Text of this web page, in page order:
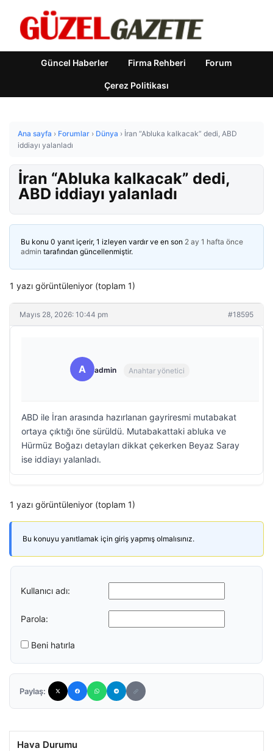
Güncel Haberler Firma Rehberi Forum
Çerez Politikası
Ana sayfa › Forumlar › Dünya › İran “Abluka kalkacak” dedi, ABD
iddiayı yalanladı
İran “Abluka kalkacak” dedi,
ABD iddiayı yalanladı
Bu konu 0 yanıt içerir, 1 izleyen vardır ve en son 2 ay 1 hafta önce
admin tarafından güncellenmiştir.
1 yazı görüntüleniyor (toplam 1)
Mayıs 28, 2026: 10:44 pm #18595
A admin Anahtar yönetici
ABD ile İran arasında hazırlanan gayriresmi mutabakat
ortaya çıktığı öne sürüldü. Mutabakattaki abluka ve
Hürmüz Boğazı detayları dikkat çekerken Beyaz Saray
ise iddiayı yalanladı.
1 yazı görüntüleniyor (toplam 1)
Bu konuyu yanıtlamak için giriş yapmış olmalısınız.
Kullanıcı adı:
Parola:
Beni hatırla
Paylaş:
Hava Durumu